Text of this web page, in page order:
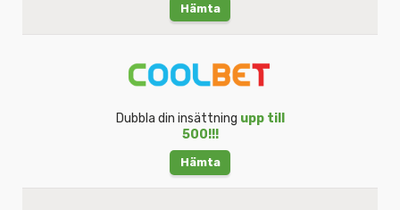
Hämta
Dubbla din insättning upp till
500!!!
Hämta